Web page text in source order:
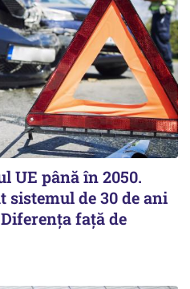
UE până în 2050.
sistemul de 30 de ani
faţă de